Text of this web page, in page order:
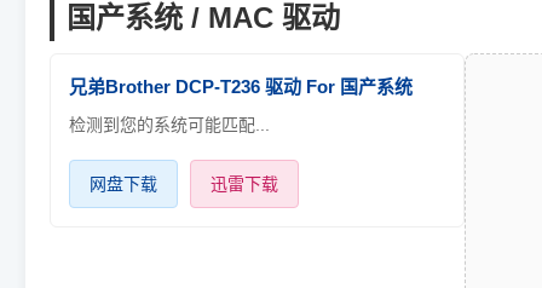
国产系统 / MAC 驱动
兄弟Brother DCP-T236 驱动 For 国产系统
检测到您的系统可能匹配...
网盘下载 迅雷下载